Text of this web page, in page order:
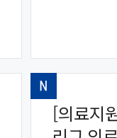
린이병원) ⊙ 5층 - 건강검진
(투석) 히즈메디병원에서
는 ① 다양
[의료지